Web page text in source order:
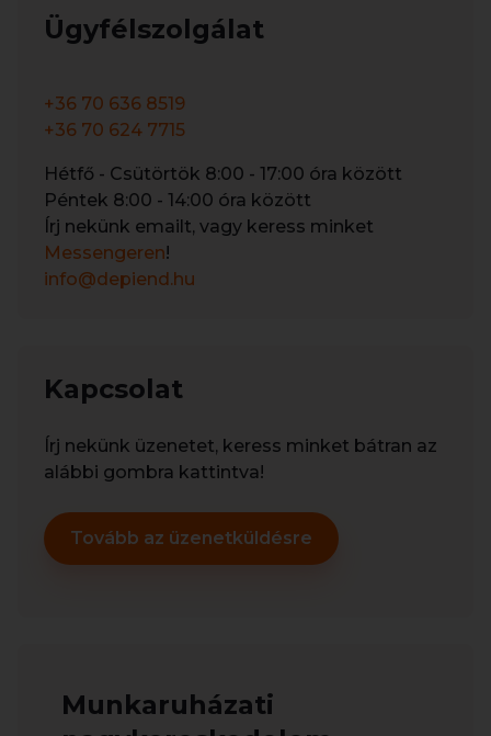
Ügyfélszolgálat
+36 70 636 8519
+36 70 624 7715
Hétfő - Csütörtök 8:00 - 17:00 óra között
Péntek 8:00 - 14:00 óra között
Írj nekünk emailt, vagy keress minket
Messengeren!
info@depiend.hu
Kapcsolat
Írj nekünk üzenetet, keress minket bátran az
alábbi gombra kattintva!
Tovább az üzenetküldésre
Munkaruházati